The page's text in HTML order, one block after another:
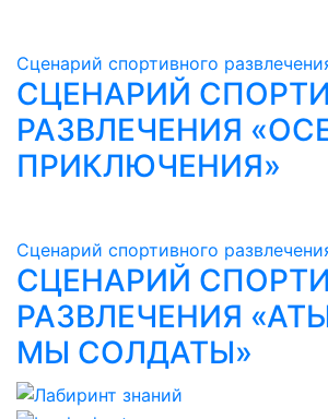
Сценарий спортивного
СЦЕНАРИЙ
РАЗВЛЕЧЕНИЯ
ПРИКЛЮЧЕНИЯ»
Сценарий спортивного
СЦЕНАРИЙ
РАЗВЛЕЧЕНИЯ
МЫ СОЛДАТЫ»